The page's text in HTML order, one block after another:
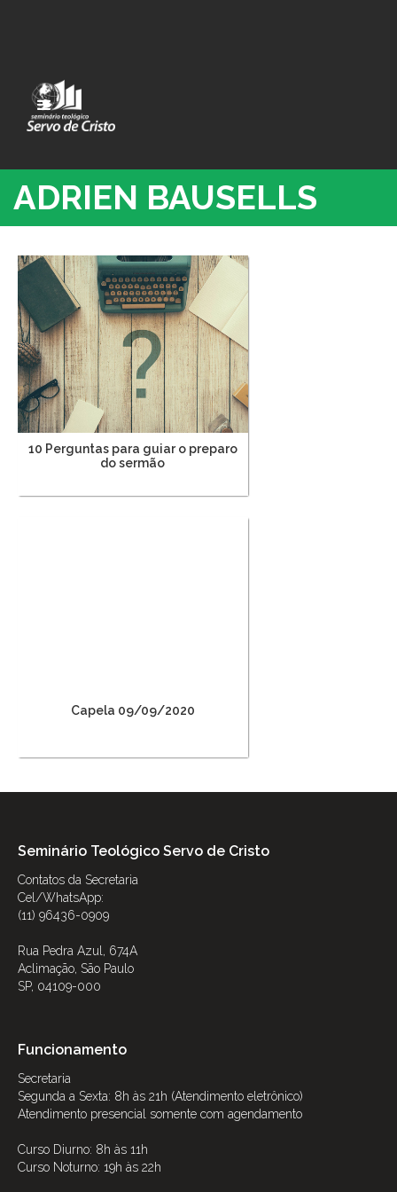
ADRIEN BAUSELLS
10 Perguntas para guiar o preparo
do sermão
Capela 09/09/2020
Seminário Teológico Servo de Cristo
Contatos da Secretaria
Cel/WhatsApp:
(11) 96436-0909
Rua Pedra Azul, 674A
Aclimação, São Paulo
SP, 04109-000
Funcionamento
Secretaria
Segunda a Sexta: 8h às 21h (Atendimento eletrônico)
Atendimento presencial somente com agendamento
Curso Diurno: 8h às 11h
Curso Noturno: 19h às 22h